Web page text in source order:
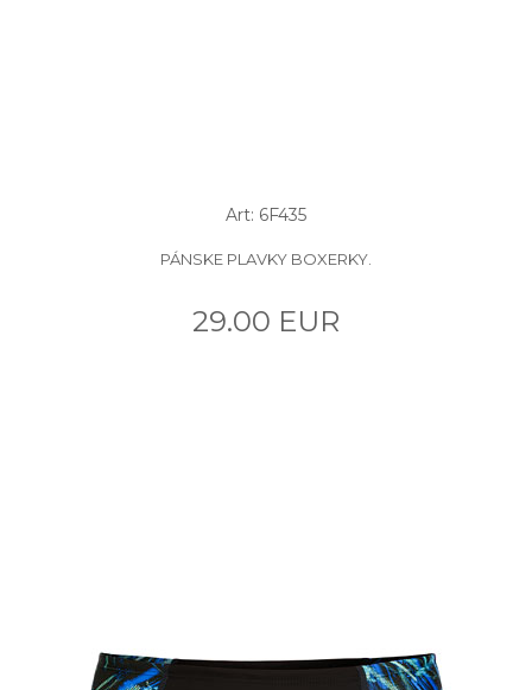
Art: 6F435
PÁNSKE PLAVKY BOXERKY.
29.00 EUR